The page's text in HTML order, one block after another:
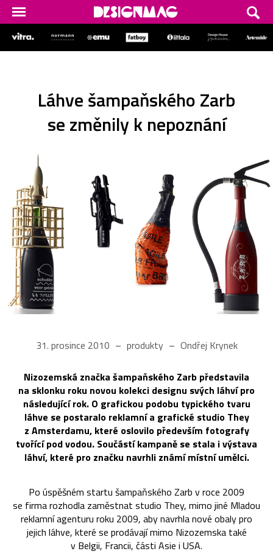
Láhve šampaňského Zarb
se změnily k nepoznání
31. prosince 2010 produkty Ondřej Krynek
Nizozemská značka šampaňského Zarb představila
na sklonku roku novou kolekci designu svých láhví pro
následující rok. O grafickou podobu typického tvaru
láhve se postaralo reklamní a grafické studio They
z Amsterdamu, které oslovilo především fotografy
tvořící pod vodou. Součástí kampaně se stala i výstava
láhví, které pro značku navrhli známí místní umělci.
Po úspěšném startu šampaňského Zarb v roce 2009
se firma rozhodla zaměstnat studio They, mimo jiné Mladou
reklamní agenturu roku 2009, aby navrhla nové obaly pro
jejich láhve, které se prodávají mimo Nizozemska také
v Belgii, Francii, části Asie i USA.